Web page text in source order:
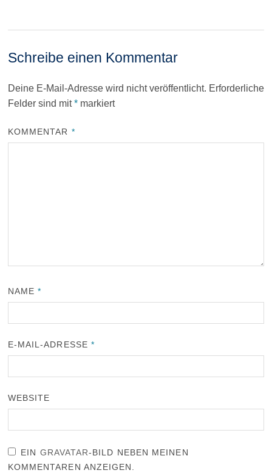
Schreibe einen Kommentar
Deine E-Mail-Adresse wird nicht veröffentlicht. Erforderliche
Felder sind mit*markiert
KOMMENTAR *
NAME*
E-MAIL-ADRESSE *
WEBSITE
EIN GRAVATAR-BILD NEBEN MEINEN
KOMMENTAREN ANZEIGEN.